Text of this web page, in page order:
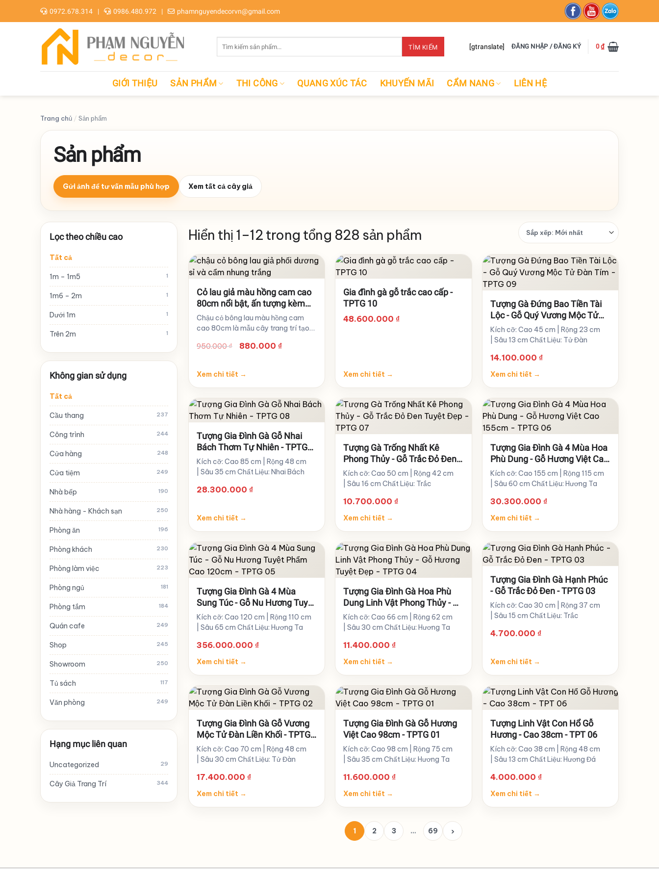
0972.678.314 0986.480.972 phamnguyendecorvn@gmail.com
Tìm
kiếm:
TÌM KIẾM [gtranslate] ĐĂNG NHẬP / ĐĂNG KÝ 0₫
GIỚI THIỆU SẢN PHẨM THI CÔNG QUANG XÚC TÁC KHUYẾN MÃI CẨM NANG LIÊN HỆ
Trang chủ / Sản phẩm
Sản phẩm
Gửi ảnh để tư vấn mẫu phù hợp Xem tất cả cây giả
Lọc theo chiều cao
Tất cả
1m – 1m5 1
1m6 – 2m 1
Dưới 1m 1
Trên 2m 1
Không gian sử dụng
Tất cả
Cầu thang 237
Công trình 244
Cửa hàng 248
Cửa tiệm 249
Nhà bếp 190
Nhà hàng - Khách sạn 250
Phòng ăn 196
Phòng khách 230
Phòng làm việc 223
Phòng ngủ 181
Phòng tắm 184
Quán cafe 249
Shop 245
Showroom 250
Tủ sách 117
Văn phòng 249
Hạng mục liên quan
Uncategorized 29
Cây Giả Trang Trí 344
Hiển thị 1–12 trong tổng 828 sản phẩm
Sắp
xếp
phẩm
Cỏ lau giả màu hồng cam cao
80cm nổi bật, ấn tượng kèm
chậu đá mài trắng
Chậu cỏ bông lau màu hồng cam
cao 80cm là mẫu cây trang trí tạo
950.000₫
Giá
880.000 ₫Giá
Xem chi tiết →
Gia đình gà gỗ trắc cao cấp -
TPTG 10
48.600.000 ₫
Xem chi tiết →
Tượng Gà Đứng Bao Tiền Tài
Lộc - Gỗ Quý Vương Mộc Tử
Đàn Tím - TPTG 09
Kích cỡ: Cao 45 cm | Rộng 23 cm
| Sâu 13 cm Chất Liệu: Tử Đàn
14.100.000 ₫
Xem chi tiết →
Tượng Gia Đình Gà Gỗ Nhai
Bách Thơm Tự Nhiên - TPTG
08
Kích cỡ: Cao 85 cm | Rộng 48 cm
| Sâu 35 cm Chất Liệu: Nhai Bách
28.300.000 ₫
Xem chi tiết →
Tượng Gà Trống Nhất Kê
Phong Thủy - Gỗ Trắc Đỏ Đen
Tuyệt Đẹp - TPTG 07
Kích cỡ: Cao 50 cm | Rộng 42 cm
| Sâu 16 cm Chất Liệu: Trắc
10.700.000 ₫
Xem chi tiết →
Tượng Gia Đình Gà 4 Mùa Hoa
Phù Dung - Gỗ Hương Việt Cao
155cm - TPTG 06
Kích cỡ: Cao 155 cm | Rộng 115 cm
| Sâu 60 cm Chất Liệu: Hương Ta
30.300.000 ₫
Xem chi tiết →
Tượng Gia Đình Gà 4 Mùa
Sung Túc - Gỗ Nu Hương Tuyệt
Phẩm Cao 120cm - TPTG 05
Kích cỡ: Cao 120 cm | Rộng 110 cm
| Sâu 65 cm Chất Liệu: Hương Ta
356.000.000 ₫
Xem chi tiết →
Tượng Gia Đình Gà Hoa Phù
Dung Linh Vật Phong Thủy - Gỗ
Hương Tuyệt Đẹp - TPTG 04
Kích cỡ: Cao 66 cm | Rộng 62 cm
| Sâu 30 cm Chất Liệu: Hương Ta
11.400.000 ₫
Xem chi tiết →
Tượng Gia Đình Gà Hạnh Phúc
- Gỗ Trắc Đỏ Đen - TPTG 03
Kích cỡ: Cao 30 cm | Rộng 37 cm
| Sâu 15 cm Chất Liệu: Trắc
4.700.000 ₫
Xem chi tiết →
Tượng Gia Đình Gà Gỗ Vương
Mộc Tử Đàn Liền Khối - TPTG
02
Kích cỡ: Cao 70 cm | Rộng 48 cm
| Sâu 30 cm Chất Liệu: Tử Đàn
17.400.000 ₫
Xem chi tiết →
Tượng Gia Đình Gà Gỗ Hương
Việt Cao 98cm - TPTG 01
Kích cỡ: Cao 98 cm | Rộng 75 cm
| Sâu 35 cm Chất Liệu: Hương Ta
11.600.000 ₫
Xem chi tiết →
Tượng Linh Vật Con Hổ Gỗ
Hương - Cao 38cm - TPT 06
Kích cỡ: Cao 38 cm | Rộng 48 cm
| Sâu 13 cm Chất Liệu: Hương Đá
4.000.000 ₫
Xem chi tiết →
1 2 3 … 69 ›Trang
sau